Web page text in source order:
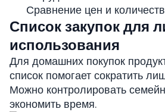
Сравнение цен и
Список закупок для
использования
Для домашних покупок
список помогает сократить
Можно контролировать
экономить время.